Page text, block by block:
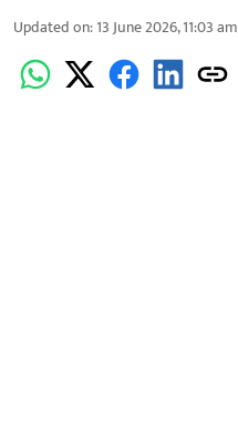
Updated on:13 June 2026, 11:03 am